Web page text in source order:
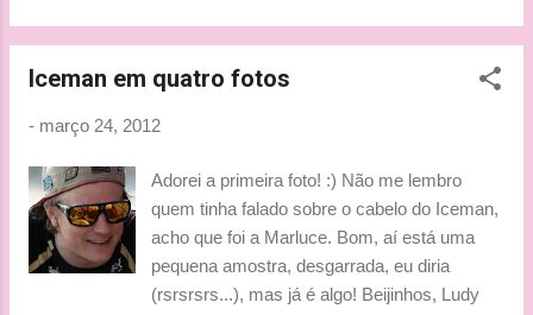
Iceman em quatro fotos
- março 24, 2012
Adorei a primeira foto! :) Não me lembro
quem tinha falado sobre o cabelo do Iceman,
acho que foi a Marluce. Bom, aí está uma
pequena amostra, desgarrada, eu diria
(rsrsrsrs...), mas já é algo! Beijinhos, Ludy